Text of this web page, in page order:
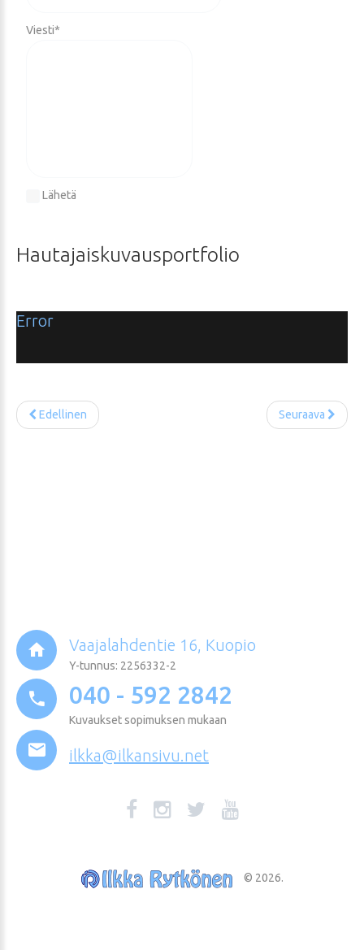
Viesti*
Lähetä
Hautajaiskuvausportfolio
Error
Edellinen Seuraava
Vaajalahdentie 16, Kuopio
Y-tunnus: 2256332-2
040 - 592 2842
Kuvaukset sopimuksen mukaan
ilkka@ilkansivu.net
© 2026.